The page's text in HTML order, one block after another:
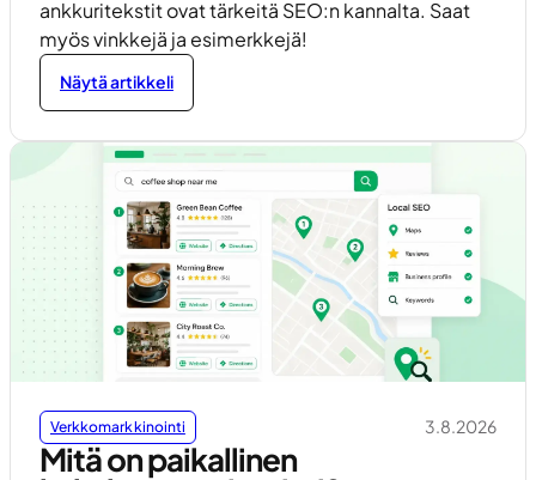
ankkuritekstit ovat tärkeitä SEO:n kannalta. Saat
myös vinkkejä ja esimerkkejä!
Näytä artikkeli
Verkkomarkkinointi 3.8.2026
Mitä on paikallinen